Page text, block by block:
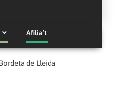
Afilia’t
de Lleida